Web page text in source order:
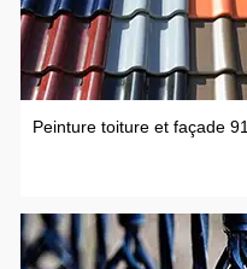
Peinture toiture et façade 91